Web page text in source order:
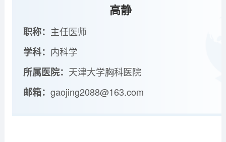
高静
职称： 主任医师
学科： 内科学
所属医院： 天津大学胸科医院
邮箱：gaojing2088@163.com